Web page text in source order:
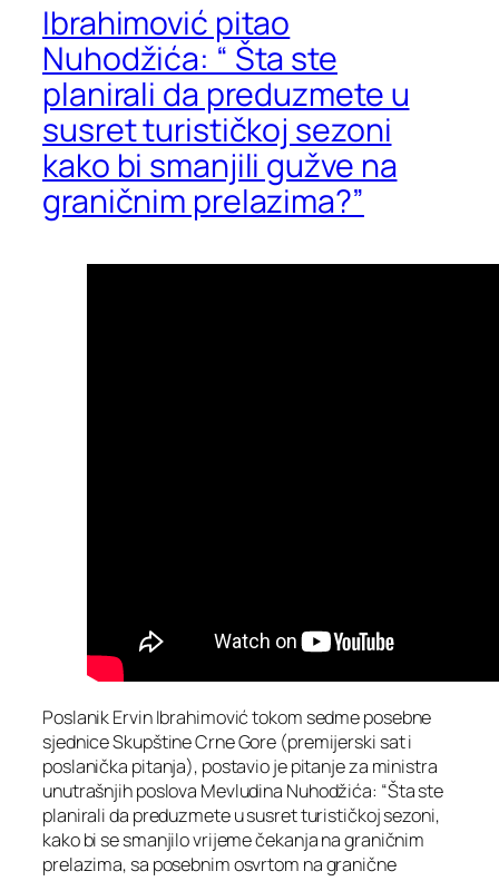
Ibrahimović pitao
Nuhodžića: “ Šta ste
planirali da preduzmete u
susret turističkoj sezoni
kako bi smanjili gužve na
graničnim prelazima?”
Poslanik Ervin Ibrahimović tokom sedme posebne
sjednice Skupštine Crne Gore (premijerski sat i
poslanička pitanja), postavio je pitanje za ministra
unutrašnjih poslova Mevludina Nuhodžića: “Šta ste
planirali da preduzmete u susret turističkoj sezoni,
kako bi se smanjilo vrijeme čekanja na graničnim
prelazima, sa posebnim osvrtom na granične